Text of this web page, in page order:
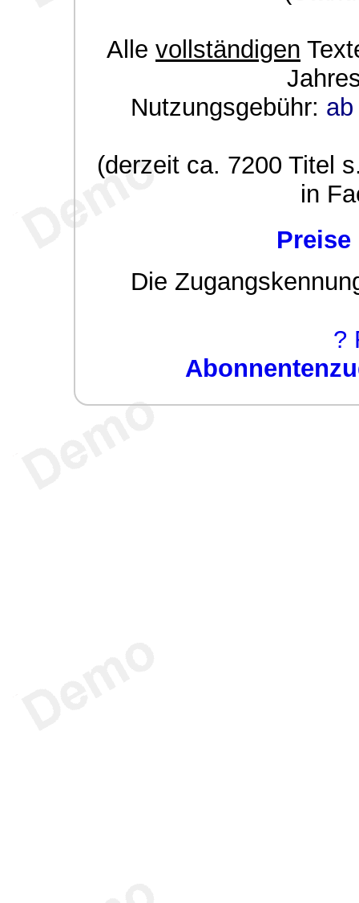
Alle vollständigen
Nutzungsgebühr:
(derzeit ca. 7200 Titel
in
Die
?